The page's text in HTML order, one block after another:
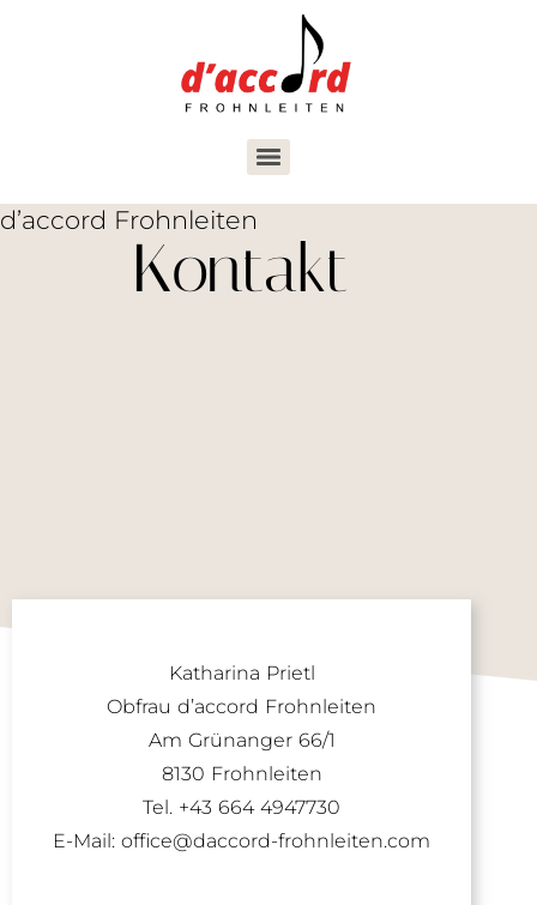
d’accord Frohnleiten
Kontakt
Katharina Prietl
Obfrau d’accord Frohnleiten
Am Grünanger 66/1
8130 Frohnleiten
Tel. +43 664 4947730
E-Mail: office@daccord-frohnleiten.com